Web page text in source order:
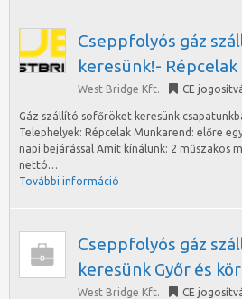
Cseppfolyós gáz
keresünk!- Répcelak
West Bridge Kft. CE
Gáz szállító sofőröket keresünk
Telephelyek: Répcelak Munkarend: előre
napi bejárással Amit kínálunk: 2 műszakos
nettó…
További információ
Cseppfolyós gáz
keresünk Győr és
West Bridge Kft. CE